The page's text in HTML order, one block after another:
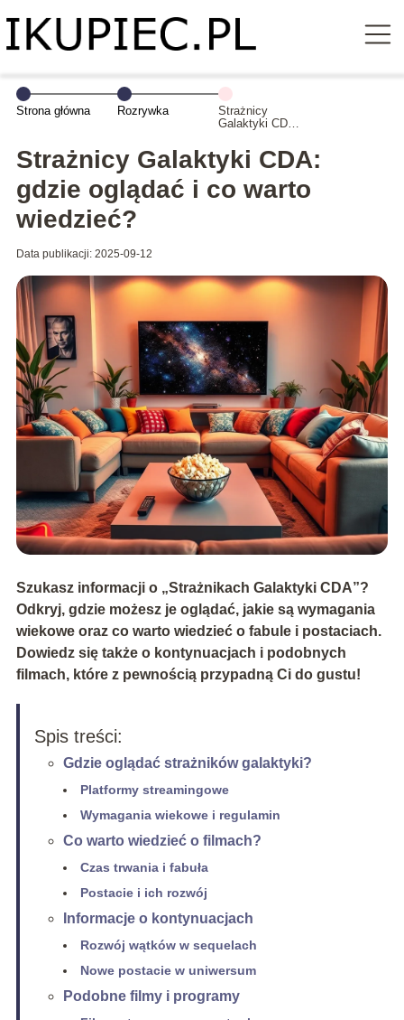
Strona główna Rozrywka
Strażnicy
Galaktyki CDA:
co warto
wiedzieć?
Strażnicy Galaktyki CDA:
gdzie oglądać i co warto
wiedzieć?
Data publikacji: 2025-09-12
Szukasz informacji o „Strażnikach Galaktyki CDA”?
Odkryj, gdzie możesz je oglądać, jakie są wymagania
wiekowe oraz co warto wiedzieć o fabule i postaciach.
Dowiedz się także o kontynuacjach i podobnych
filmach, które z pewnością przypadną Ci do gustu!
Spis treści:
Gdzie oglądać strażników galaktyki?
Platformy streamingowe
Wymagania wiekowe i regulamin
Co warto wiedzieć o filmach?
Czas trwania i fabuła
Postacie i ich rozwój
Informacje o kontynuacjach
Rozwój wątków w sequelach
Nowe postacie w uniwersum
Podobne filmy i programy